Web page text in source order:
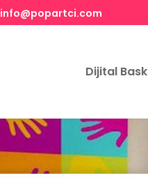
info@popartci.com
Dijital